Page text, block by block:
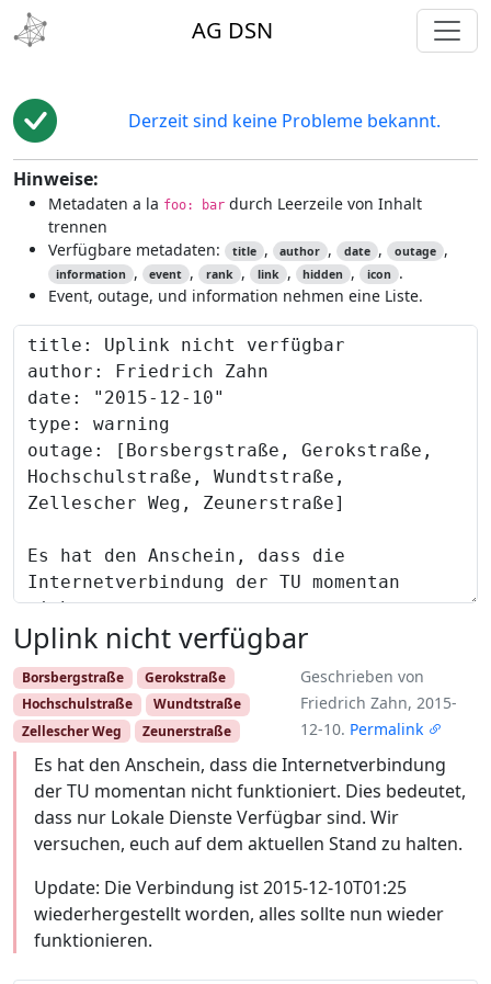
AG DSN
Derzeit sind keine Probleme bekannt.
Hinweise:
Metadaten a la foo: bar durch Leerzeile von Inhalt
trennen
Verfügbare metadaten:
title , author , date , outage ,
information , event , rank , link , hidden , icon .
Event, outage, und information nehmen eine Liste.
Content to preview
Uplink nicht verfügbar
Borsbergstraße
Gerokstraße
Hochschulstraße
Wundtstraße
Zellescher Weg
Zeunerstraße
Geschrieben von
Friedrich Zahn, 2015-
12-10. Permalink
Es hat den Anschein, dass die Internetverbindung
der TU momentan nicht funktioniert. Dies bedeutet,
dass nur Lokale Dienste Verfügbar sind. Wir
versuchen, euch auf dem aktuellen Stand zu halten.
Update: Die Verbindung ist 2015-12-10T01:25
wiederhergestellt worden, alles sollte nun wieder
funktionieren.